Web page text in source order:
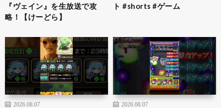
『ヴェイン』を生放送で攻
略！【けーどら】
ト #shorts #ゲーム
2026.08.07 2026.08.07